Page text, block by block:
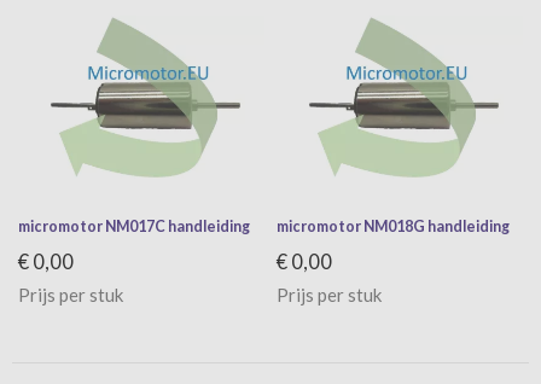
micromotor NM017C handleiding
€ 0,00
Prijs per stuk
micromotor NM018G handleiding
€ 0,00
Prijs per stuk